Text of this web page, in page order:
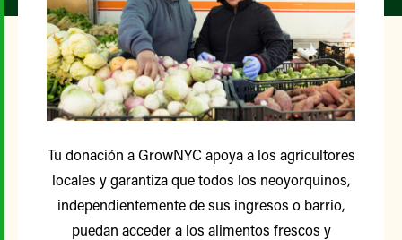
Tu donación a GrowNYC apoya a los agricultores
locales y garantiza que todos los neoyorquinos,
independientemente de sus ingresos o barrio,
puedan acceder a los alimentos frescos y